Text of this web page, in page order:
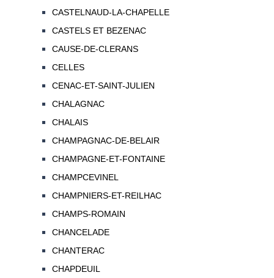
CASTELNAUD-LA-CHAPELLE
CASTELS ET BEZENAC
CAUSE-DE-CLERANS
CELLES
CENAC-ET-SAINT-JULIEN
CHALAGNAC
CHALAIS
CHAMPAGNAC-DE-BELAIR
CHAMPAGNE-ET-FONTAINE
CHAMPCEVINEL
CHAMPNIERS-ET-REILHAC
CHAMPS-ROMAIN
CHANCELADE
CHANTERAC
CHAPDEUIL